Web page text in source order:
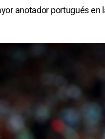
anotador portugués en